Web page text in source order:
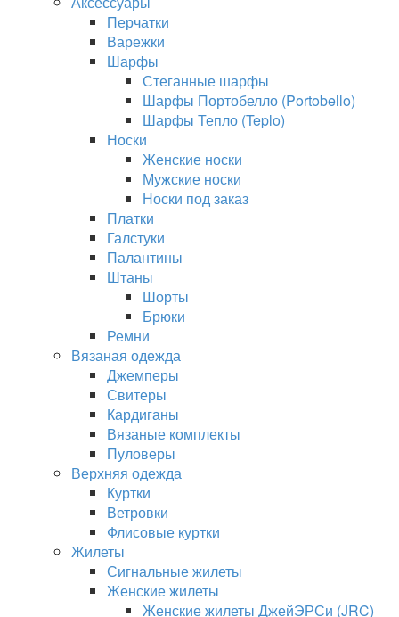
Перчатки
Варежки
Шарфы
Стеганные шарфы
Шарфы Портобелло (Portobello)
Шарфы Тепло (Teplo)
Носки
Женские носки
Мужские носки
Носки под заказ
Платки
Галстуки
Палантины
Штаны
Шорты
Брюки
Ремни
Вязаная одежда
Джемперы
Свитеры
Кардиганы
Вязаные комплекты
Пуловеры
Верхняя одежда
Куртки
Ветровки
Флисовые куртки
Жилеты
Сигнальные жилеты
Женские жилеты
Женские жилеты ДжейЭРСи (JRC)